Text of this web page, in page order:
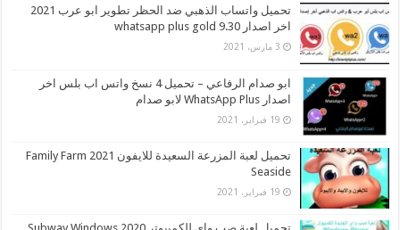
تحميل واتساب الذهبي ضد الحظر تطوير ابو عرب 2021
اخر اصدار whatsapp plus gold 9.30
3 مارس، 2021
ابو صدام الرفاعي – تحميل 4 نسخ واتس اب بلس اخر
اصدار WhatsApp Plus لابو صدام
19 فبراير، 2021
تحميل لعبة المزرعة السعيدة للايفون 2021 Family Farm
Seaside
19 فبراير، 2021